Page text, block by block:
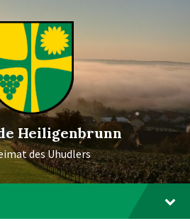
Heiligenbrunn
des Uhudlers